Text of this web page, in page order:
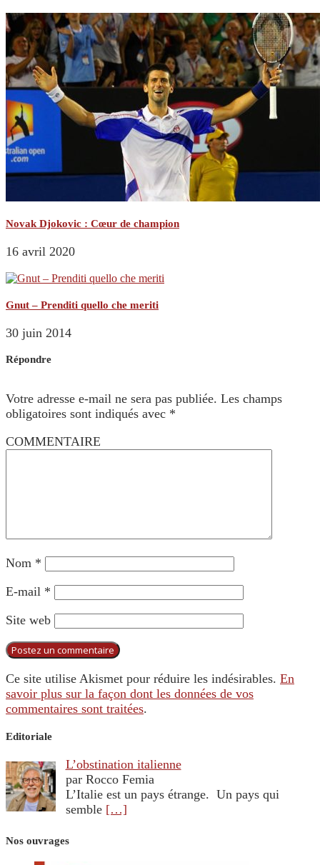
Novak Djokovic : Cœur de champion
16 avril 2020
Gnut – Prenditi quello che meriti
30 juin 2014
Répondre
Votre adresse e-mail ne sera pas publiée. Les champs
obligatoires sont indiqués avec *
COMMENTAIRE
Nom *
E-mail *
Site web
Ce site utilise Akismet pour réduire les indésirables. En
savoir plus sur la façon dont les données de vos
commentaires sont traitées.
Editoriale
L’obstination italienne
par Rocco Femia
L’Italie est un pays étrange. Un pays qui
semble […]
Nos ouvrages